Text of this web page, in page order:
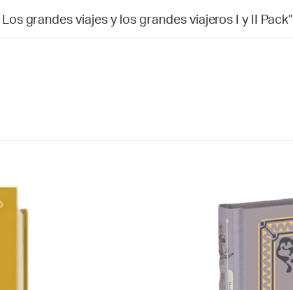
grandes viajes y los grandes viajeros I y II Pack”